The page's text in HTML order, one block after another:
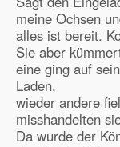
meine Ochsen
alles ist bereit.
Sie aber
eine ging auf
Laden,
wieder andere
misshandelten
Da wurde der